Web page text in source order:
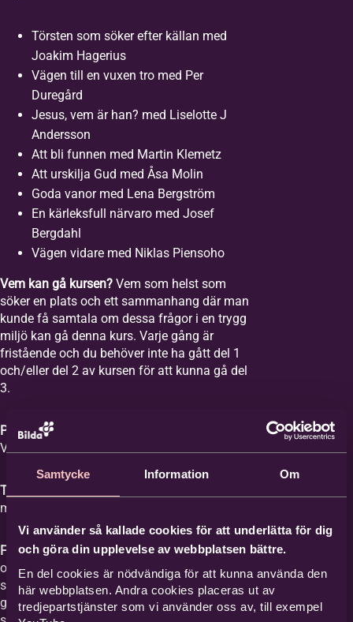
Samtycke Information Om
Vi använder så kallade cookies för att underlätta för dig
och göra din upplevelse av webbplatsen bättre.
En del cookies är nödvändiga för att kunna använda den
här webbplatsen. Andra cookies placeras ut av
tredjepartstjänster som vi använder oss av, till exempel
Törsten som söker efter källan med
Joakim Hagerius
Vägen till en vuxen tro med Per
Duregård
Jesus, vem är han? med Liselotte J
Andersson
Att bli funnen med Martin Klemetz
Att urskilja Gud med Åsa Molin
Goda vanor med Lena Bergström
En kärleksfull närvaro med Josef
Bergdahl
Vägen vidare med Niklas Piensoho
Vem kan gå kursen? Vem som helst som
söker en plats och ett sammanhang där man
kunde få samtala om dessa frågor i en trygg
miljö kan gå denna kurs. Varje gång är
fristående och du behöver inte ha gått del 1
och/eller del 2 av kursen för att kunna gå del
3.
Plats:Equmeniakyrkan Vikingstad,
Våghusgatan 1
Tid:
med start tisdagen den 1 september 2026.
Film med samtal:Varje gång har ett ämne
och vi tittar på en film med ett förinspelat
samtal mellan Britta Hermansson och en
gäst där deras erfarenheter och berättelser